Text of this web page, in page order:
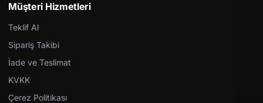
Müşteri Hizmetleri
Teklif Al
Sipariş Takibi
İade ve Teslimat
KVKK
Çerez Politikası